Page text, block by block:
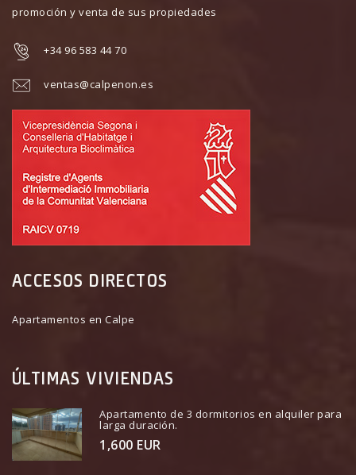
promoción y venta de sus propiedades
+34 96 583 44 70
ventas@calpenon.es
ACCESOS DIRECTOS
Apartamentos en Calpe
ÚLTIMAS VIVIENDAS
Apartamento de 3 dormitorios en alquiler para
larga duración.
1,600 EUR